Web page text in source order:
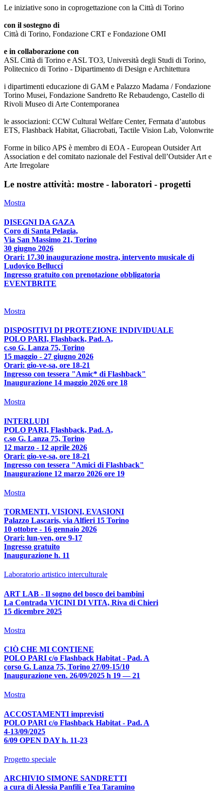
Le iniziative sono in coprogettazione con la Città di Torino
con il sostegno di
Città di Torino, Fondazione CRT e Fondazione OMI
e in collaborazione con
ASL Città di Torino e ASL TO3, Università degli Studi di Torino,
Politecnico di Torino - Dipartimento di Design e Architettura
i dipartimenti educazione di GAM e Palazzo Madama / Fondazione
Torino Musei, Fondazione Sandretto Re Rebaudengo, Castello di
Rivoli Museo di Arte Contemporanea
le associazioni: CCW Cultural Welfare Center, Fermata d’autobus
ETS, Flashback Habitat, Gliacrobati, Tactile Vision Lab, Volonwrite
Forme in bilico APS è membro di EOA - European Outsider Art
Association e del comitato nazionale del Festival dell’Outsider Art e
Arte Irregolare
Le nostre attività: mostre - laboratori - progetti
Mostra
DISEGNI DA GAZA
Coro di Santa Pelagia,
Via San Massimo 21, Torino
30 giugno 2026
Orari: 17.30 inaugurazione mostra, intervento musicale di
Ludovico Bellucci
Ingresso gratuito con prenotazione obbligatoria
EVENTBRITE
Mostra
DISPOSITIVI DI PROTEZIONE INDIVIDUALE
POLO PARI, Flashback, Pad. A,
c.so G. Lanza 75, Torino
15 maggio - 27 giugno 2026
Orari: gio-ve-sa, ore 18-21
Ingresso con tessera "Amic* di Flashback"
Inaugurazione 14 maggio 2026 ore 18
Mostra
INTERLUDI
POLO PARI, Flashback, Pad. A,
c.so G. Lanza 75, Torino
12 marzo - 12 aprile 2026
Orari: gio-ve-sa, ore 18-21
Ingresso con tessera "Amici di Flashback"
Inaugurazione 12 marzo 2026 ore 19
Mostra
TORMENTI, VISIONI, EVASIONI
Palazzo Lascaris, via Alfieri 15 Torino
10 ottobre - 16 gennaio 2026
Orari: lun-ven, ore 9-17
Ingresso gratuito
Inaugurazione h. 11
Laboratorio artistico interculturale
ART LAB - Il sogno del bosco dei bambini
La Contrada VICINI DI VITA, Riva di Chieri
15 dicembre 2025
Mostra
CIÒ CHE MI CONTIENE
POLO PARI c/o Flashback Habitat - Pad. A
corso G. Lanza 75, Torino 27/09-15/10
Inaugurazione ven. 26/09/2025 h 19 — 21
Mostra
ACCOSTAMENTI imprevisti
POLO PARI c/o Flashback Habitat - Pad. A
4-13/09/2025
6/09 OPEN DAY h. 11-23
Progetto speciale
ARCHIVIO SIMONE SANDRETTI
a cura di Alessia Panfili e Tea Taramino